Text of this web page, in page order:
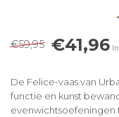
€59,95 €41,96
De Felice-vaas van
functie en kunst
evenwichtsoefeningen